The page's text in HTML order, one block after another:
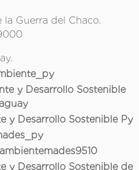
la Guerra del Chaco.
y Desarrollo Sostenible
y Desarrollo Sostenible Py
y Desarrollo Sostenible de